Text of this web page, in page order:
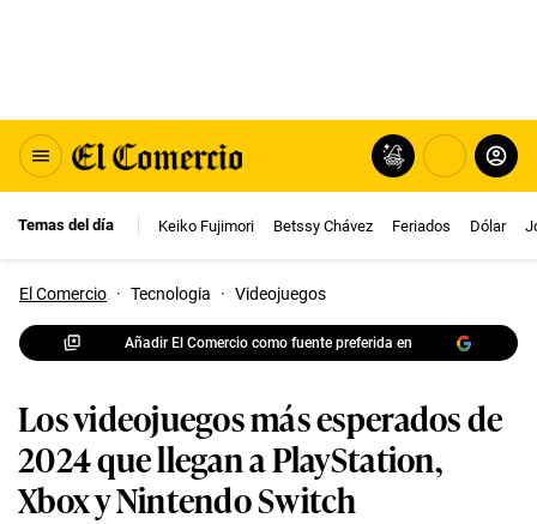
Temas del día Keiko Fujimori Betssy Chávez Feriados Dólar
El Comercio · Tecnologia · Videojuegos
Añadir El Comercio como fuente preferida en
Los videojuegos más esperados de
2024 que llegan a PlayStation,
Xbox y Nintendo Switch